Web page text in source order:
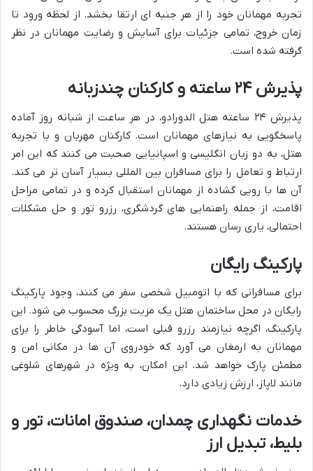
تجربه مهمانان خود را از هر جنبه ای ارتقا بخشد. از لحظه ورود تا
زمان خروج، تمامی جزئیات برای آسایش و رضایت مهمانان در نظر
گرفته شده است.
پذیرش ۲۴ ساعته و کارکنان چندزبانه
پذیرش ۲۴ ساعته هتل الدورادو، در هر ساعت از شبانه روز آماده
پاسخگویی به نیازهای مهمانان است. کارکنان مهربان و با تجربه
هتل، به دو زبان انگلیسی و اسپانیایی صحبت می کنند که این امر
ارتباط و تعامل را برای مسافران بین المللی بسیار آسان تر می کند.
آن ها با رویی گشاده از مهمانان استقبال کرده و در تمامی مراحل
اقامت، از جمله راهنمایی های گردشگری، رزرو تور و حل مشکلات
احتمالی، یاری رسان هستند.
پارکینگ رایگان
برای مسافرانی که با اتومبیل شخصی سفر می کنند، وجود پارکینگ
رایگان در محل ساختمان هتل یک مزیت بزرگ محسوب می شود. این
پارکینگ، اگرچه نیازمند رزرو قبلی است، اما آسودگی خاطر را برای
مهمانان به ارمغان می آورد که خودروی آن ها در مکانی امن و
مطمئن پارک خواهد شد. این امکان، به ویژه در شهرهای شلوغی
مانند لاپاز، ارزش زیادی دارد.
خدمات نگهداری چمدان، صندوق امانات، تور و
بلیط، تبدیل ارز